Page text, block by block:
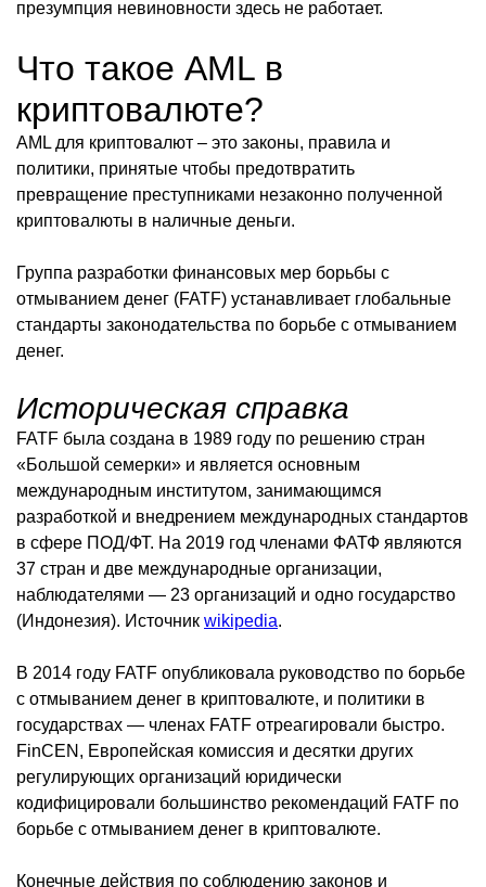
презумпция невиновности здесь не работает.
Что такое AML в
криптовалюте?
AML для криптовалют – это законы, правила и
политики, принятые чтобы предотвратить
превращение преступниками незаконно полученной
криптовалюты в наличные деньги.
Группа разработки финансовых мер борьбы с
отмыванием денег (FATF) устанавливает глобальные
стандарты законодательства по борьбе с отмыванием
денег.
Историческая справка
FATF была создана в 1989 году по решению стран
«Большой семерки» и является основным
международным институтом, занимающимся
разработкой и внедрением международных стандартов
в сфере ПОД/ФТ. На 2019 год членами ФАТФ являются
37 стран и две международные организации,
наблюдателями — 23 организаций и одно государство
(Индонезия). Источник wikipedia.
В 2014 году FATF опубликовала руководство по борьбе
с отмыванием денег в криптовалюте, и политики в
государствах — членах FATF отреагировали быстро.
FinCEN, Европейская комиссия и десятки других
регулирующих организаций юридически
кодифицировали большинство рекомендаций FATF по
борьбе с отмыванием денег в криптовалюте.
Конечные действия по соблюдению законов и